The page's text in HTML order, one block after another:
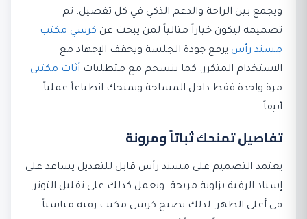
ويجمع بين الراحة والدعم الذكي في كل تفصيل. تم
تصميمه ليكون خياراً مثالياً لمن يبحث عن كرسي مكتب
مسند رأس يرفع جودة الجلسة ويخفف الإجهاد مع
الاستخدام المتكرر. كما ينسجم مع متطلبات أثاث مكتبي
مرة واحدة فقط داخل المساحة ويمنحك انطباعاً عملياً
أنيقاً.
تفاصيل تمنحك ثباتاً ومرونة
يعتمد التصميم على مسند رأس قابل للتعديل يساعد على
إسناد الرقبة بزاوية مريحة. ويعمل كذلك على تقليل التوتر
في أعلى الظهر. لذلك يصبح كرسي مكتب رقبة مناسباً